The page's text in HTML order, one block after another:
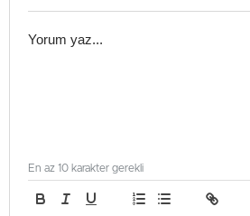
En az 10 karakter gerekli